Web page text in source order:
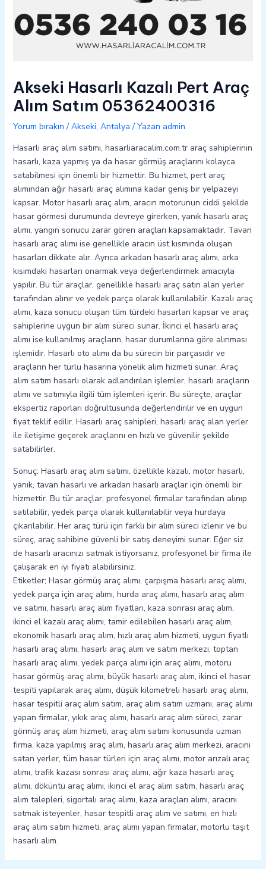
Akseki Hasarlı Kazalı Pert Araç
Alım Satım 05362400316
Yorum bırakın / Akseki, Antalya / Yazan admin
Hasarlı araç alım satımı, hasarliaracalim.com.tr araç sahiplerinin
hasarlı, kaza yapmış ya da hasar görmüş araçlarını kolayca
satabilmesi için önemli bir hizmettir. Bu hizmet, pert araç
alımından ağır hasarlı araç alımına kadar geniş bir yelpazeyi
kapsar. Motor hasarlı araç alım, aracın motorunun ciddi şekilde
hasar görmesi durumunda devreye girerken, yanık hasarlı araç
alımı, yangın sonucu zarar gören araçları kapsamaktadır. Tavan
hasarlı araç alımı ise genellikle aracın üst kısmında oluşan
hasarları dikkate alır. Ayrıca arkadan hasarlı araç alımı, arka
kısımdaki hasarları onarmak veya değerlendirmek amacıyla
yapılır. Bu tür araçlar, genellikle hasarlı araç satın alan yerler
tarafından alınır ve yedek parça olarak kullanılabilir. Kazalı araç
alımı, kaza sonucu oluşan tüm türdeki hasarları kapsar ve araç
sahiplerine uygun bir alım süreci sunar. İkinci el hasarlı araç
alımı ise kullanılmış araçların, hasar durumlarına göre alınması
işlemidir. Hasarlı oto alımı da bu sürecin bir parçasıdır ve
araçların her türlü hasarına yönelik alım hizmeti sunar. Araç
alım satım hasarlı olarak adlandırılan işlemler, hasarlı araçların
alımı ve satımıyla ilgili tüm işlemleri içerir. Bu süreçte, araçlar
ekspertiz raporları doğrultusunda değerlendirilir ve en uygun
fiyat teklif edilir. Hasarlı araç sahipleri, hasarlı araç alan yerler
ile iletişime geçerek araçlarını en hızlı ve güvenilir şekilde
satabilirler.
Sonuç: Hasarlı araç alım satımı, özellikle kazalı, motor hasarlı,
yanık, tavan hasarlı ve arkadan hasarlı araçlar için önemli bir
hizmettir. Bu tür araçlar, profesyonel firmalar tarafından alınıp
satılabilir, yedek parça olarak kullanılabilir veya hurdaya
çıkarılabilir. Her araç türü için farklı bir alım süreci izlenir ve bu
süreç, araç sahibine güvenli bir satış deneyimi sunar. Eğer siz
de hasarlı aracınızı satmak istiyorsanız, profesyonel bir firma ile
çalışarak en iyi fiyatı alabilirsiniz.
Etiketler; Hasar görmüş araç alımı, çarpışma hasarlı araç alımı,
yedek parça için araç alımı, hurda araç alımı, hasarlı araç alım
ve satımı, hasarlı araç alım fiyatları, kaza sonrası araç alım,
ikinci el kazalı araç alımı, tamir edilebilen hasarlı araç alım,
ekonomik hasarlı araç alım, hızlı araç alım hizmeti, uygun fiyatlı
hasarlı araç alımı, hasarlı araç alım ve satım merkezi, toptan
hasarlı araç alımı, yedek parça alımı için araç alımı, motoru
hasar görmüş araç alımı, büyük hasarlı araç alım, ikinci el hasar
tespiti yapılarak araç alımı, düşük kilometreli hasarlı araç alımı,
hasar tespitli araç alım satım, araç alım satım uzmanı, araç alımı
yapan firmalar, yıkık araç alımı, hasarlı araç alım süreci, zarar
görmüş araç alım hizmeti, araç alım satımı konusunda uzman
firma, kaza yapılmış araç alım, hasarlı araç alım merkezi, aracını
satan yerler, tüm hasar türleri için araç alımı, motor arızalı araç
alımı, trafik kazası sonrası araç alımı, ağır kaza hasarlı araç
alımı, döküntü araç alımı, ikinci el araç alım satım, hasarlı araç
alım talepleri, sigortalı araç alımı, kaza araçları alımı, aracını
satmak isteyenler, hasar tespitli araç alım ve satımı, en hızlı
araç alım satım hizmeti, araç alımı yapan firmalar, motorlu taşıt
hasarlı alım.